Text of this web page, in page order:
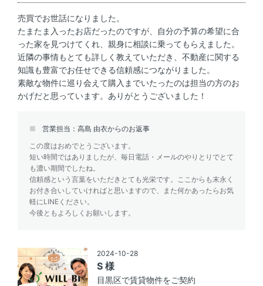
売買でお世話になりました。
たまたま入ったお店だったのですが、自分の予算の希望に合
った家を見つけてくれ、親身に相談に乗ってもらえました。
近隣の事情もとても詳しく教えていただき、不動産に関する
知識も豊富でお任せできる信頼感につながりました。
素敵な物件に巡り会えて購入までいたったのは担当の方のお
かげだと思っています。ありがとうございました！
営業担当：高島 由衣からのお返事
この度はおめでとうございます。
短い時間ではありましたが、毎日電話・メールのやりとりでとて
も濃い期間でしたね。
信頼感という言葉をいただきとても光栄です。ここからも末永く
お付き合いしていければと思いますので、また何かあったらお気
軽にLINEください。
今後ともよろしくお願いします。
2024-10-28
S 様
目黒区で賃貸物件をご契約